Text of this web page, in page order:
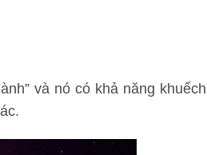
và nó có khả năng khuếch